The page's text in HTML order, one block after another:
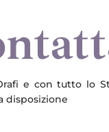
e con tutto lo
disposizione